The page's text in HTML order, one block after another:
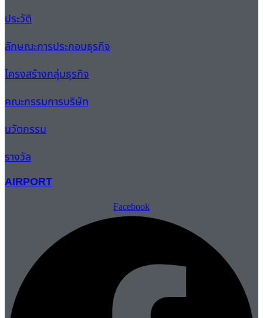
ประวัติ
ลักษณะการประกอบธุรกิจ
โครงสร้างกลุ่มธุรกิจ
คณะกรรมการบริษัท
นวัตกรรม
รางวัล
AIRPORT
Facebook